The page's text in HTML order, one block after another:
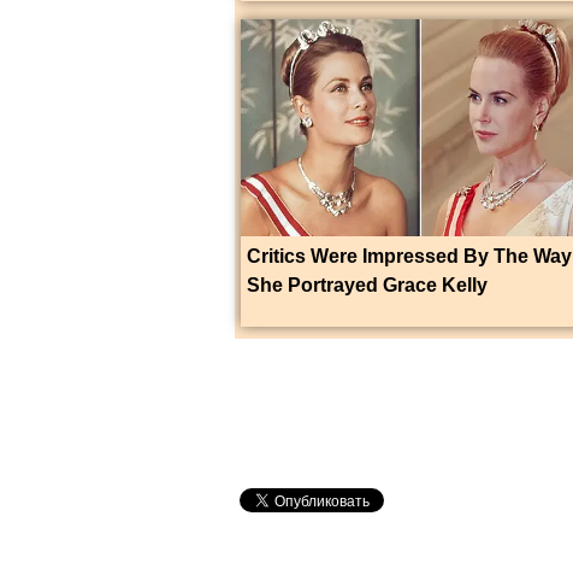
Critics Were Impressed By The Way
She Portrayed Grace Kelly